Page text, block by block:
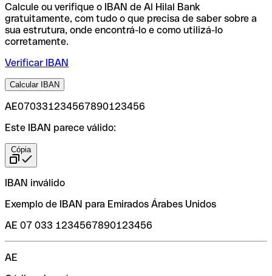
Calcule ou verifique o IBAN de Al Hilal Bank
gratuitamente, com tudo o que precisa de saber sobre a
sua estrutura, onde encontrá-lo e como utilizá-lo
corretamente.
Verificar IBAN
Calcular IBAN
AE070331234567890123456
Este IBAN parece válido:
Cópia
IBAN inválido
Exemplo de IBAN para Emirados Árabes Unidos
AE 07 033 1234567890123456
AE